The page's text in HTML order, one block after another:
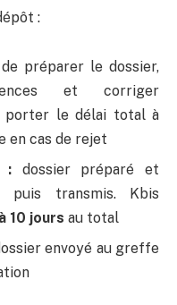
:
préparer le dossier,
et corriger
porter le délai total à
en cas de rejet
: dossier préparé et
transmis. Kbis
10 jours au total
envoyé au greffe